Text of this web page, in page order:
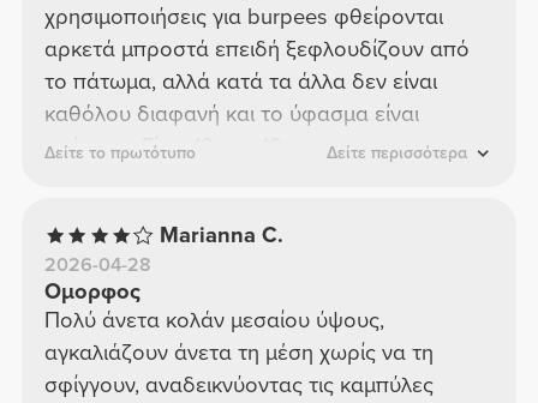
χρησιμοποιήσεις για burpees φθείρονται
αρκετά μπροστά επειδή ξεφλουδίζουν από
το πάτωμα, αλλά κατά τα άλλα δεν είναι
καθόλου διαφανή και το ύφασμα είναι
υπέροχο. Είναι 10 στα 10.
Δείτε το πρωτότυπο Δείτε περισσότερα
Marianna C.
2026-04-28
Ομορφος
Πολύ άνετα κολάν μεσαίου ύψους,
αγκαλιάζουν άνετα τη μέση χωρίς να τη
σφίγγουν, αναδεικνύοντας τις καμπύλες